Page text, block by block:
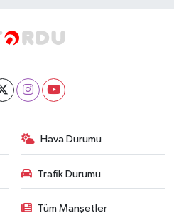
Hava Durumu
Trafik Durumu
Tüm Manşetler